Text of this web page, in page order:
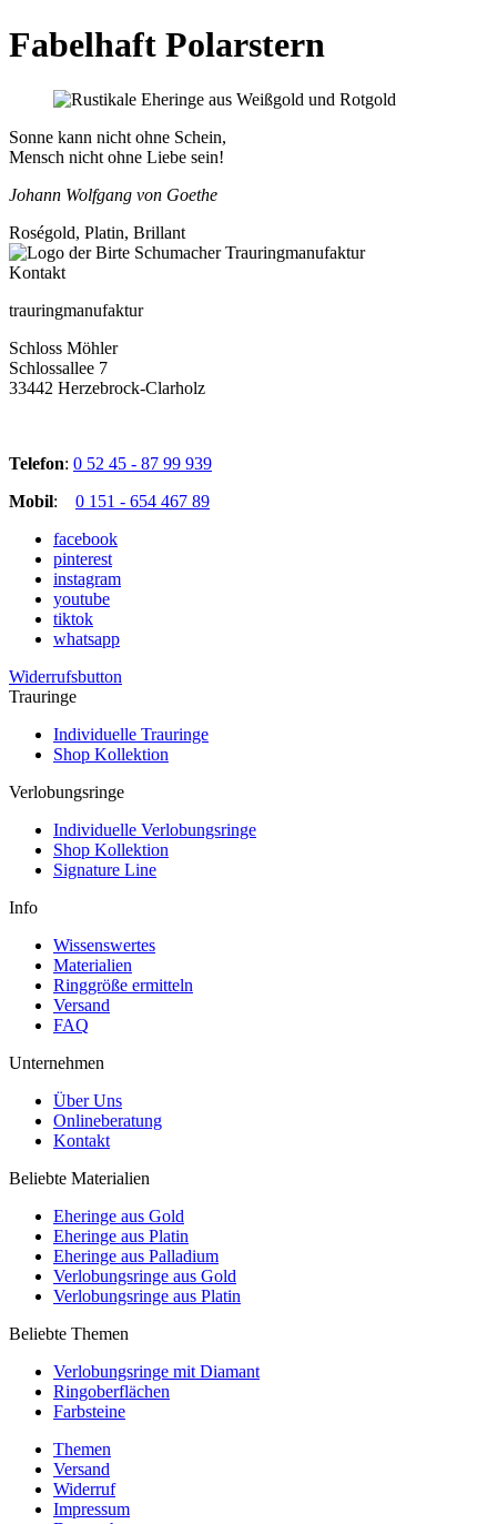
Fabelhaft Polarstern
Sonne kann nicht ohne Schein,
Mensch nicht ohne Liebe sein!
Johann Wolfgang von Goethe
Roségold, Platin, Brillant
Kontakt
trauringmanufaktur
Schloss Möhler
Schlossallee 7
33442 Herzebrock-Clarholz
Telefon: 0 52 45 - 87 99 939
Mobil: 0 151 - 654 467 89
facebook
pinterest
instagram
youtube
tiktok
whatsapp
Widerrufsbutton
Trauringe
Individuelle Trauringe
Shop Kollektion
Verlobungsringe
Individuelle Verlobungsringe
Shop Kollektion
Signature Line
Info
Wissenswertes
Materialien
Ringgröße ermitteln
Versand
FAQ
Unternehmen
Über Uns
Onlineberatung
Kontakt
Beliebte Materialien
Eheringe aus Gold
Eheringe aus Platin
Eheringe aus Palladium
Verlobungsringe aus Gold
Verlobungsringe aus Platin
Beliebte Themen
Verlobungsringe mit Diamant
Ringoberflächen
Farbsteine
Themen
Versand
Widerruf
Impressum